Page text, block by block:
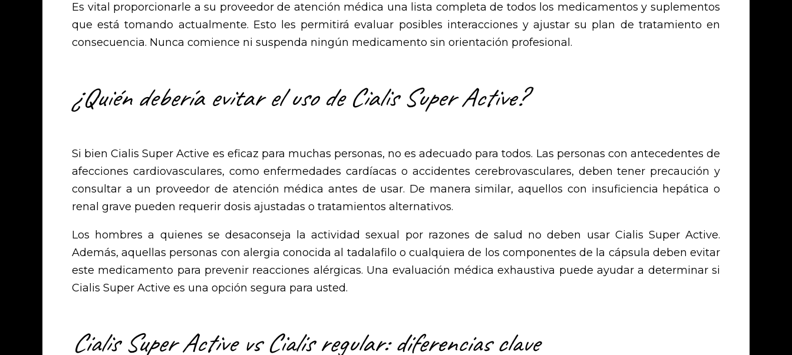
Es vital proporcionarle a su proveedor de atención médica una lista completa de todos los medicamentos y suplementos
que está tomando actualmente. Esto les permitirá evaluar posibles interacciones y ajustar su plan de tratamiento en
consecuencia. Nunca comience ni suspenda ningún medicamento sin orientación profesional.
¿Quién debería evitar el uso de Cialis Super Active?
Si bien Cialis Super Active es eficaz para muchas personas, no es adecuado para todos. Las personas con antecedentes de
afecciones cardiovasculares, como enfermedades cardíacas o accidentes cerebrovasculares, deben tener precaución y
consultar a un proveedor de atención médica antes de usar. De manera similar, aquellos con insuficiencia hepática o
renal grave pueden requerir dosis ajustadas o tratamientos alternativos.
Los hombres a quienes se desaconseja la actividad sexual por razones de salud no deben usar Cialis Super Active.
Además, aquellas personas con alergia conocida al tadalafilo o cualquiera de los componentes de la cápsula deben evitar
este medicamento para prevenir reacciones alérgicas. Una evaluación médica exhaustiva puede ayudar a determinar si
Cialis Super Active es una opción segura para usted.
Cialis Super Active vs Cialis regular: diferencias clave